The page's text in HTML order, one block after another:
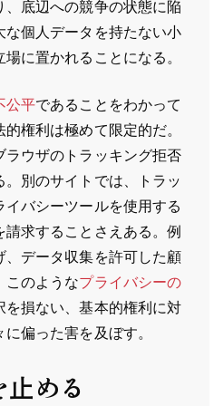
底辺への競争の状態に陥
個人データを持たない小
に置かれることになる。
公平であることをわかって
権利は極めて限定的だ。
ウザのトラッキング拒否
別のサイトでは、トラッ
バシーツールを使用する
請求することさえある。例
、データ収集を許可した顧
このようなプライバシーの
損ない、基本的権利に対
偏った害を及ぼす。
める